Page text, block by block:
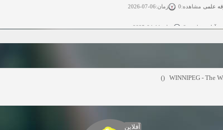
آزاد مشاهده:0 زمان:11-04-2025
دعوت به همکاری مشاهده:0 زمان:11-11-2024
WINNIPEG - The
آفلاین